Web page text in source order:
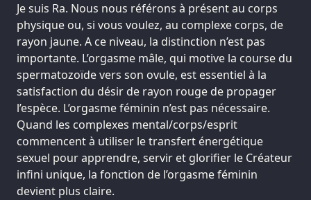
Je suis Ra. Nous nous référons à présent au corps
physique ou, si vous voulez, au complexe corps, de
rayon jaune. A ce niveau, la distinction n’est pas
importante. L’orgasme mâle, qui motive la course du
spermatozoïde vers son ovule, est essentiel à la
satisfaction du désir de rayon rouge de propager
l’espèce. L’orgasme féminin n’est pas nécessaire.
Quand les complexes mental/corps/esprit
commencent à utiliser le transfert énergétique
sexuel pour apprendre, servir et glorifier le Créateur
infini unique, la fonction de l’orgasme féminin
devient plus claire.